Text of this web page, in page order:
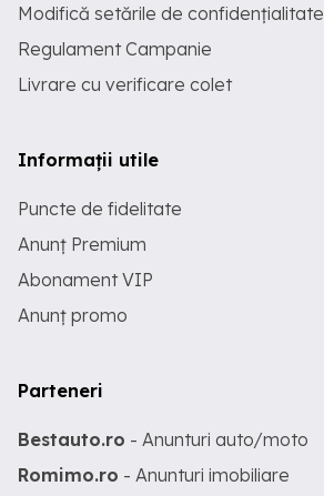
Modifică setările de confidențialitate
Regulament Campanie
Livrare cu verificare colet
Informații utile
Puncte de fidelitate
Anunț Premium
Abonament VIP
Anunț promo
Parteneri
Bestauto.ro - Anunturi auto/moto
Romimo.ro - Anunturi imobiliare